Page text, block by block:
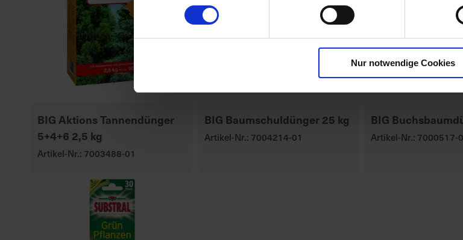
Nur notwendige Cookies
BIG Aktions Tannendünger
5+4+6 2,5 kg
Artikel-Nr.: 7003488-01
BIG Baumschuldünger 25 kg
Artikel-Nr.: 7004214-01
BIG
Artikel-Nr.: 7000517-